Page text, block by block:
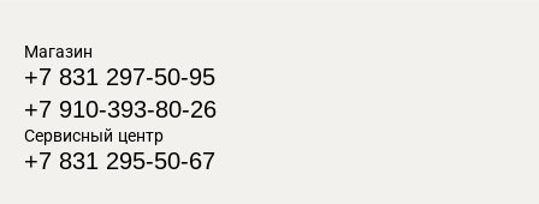
Магазин
+7 831 297-50-95
+7 910-393-80-26
Сервисный центр
+7 831 295-50-67